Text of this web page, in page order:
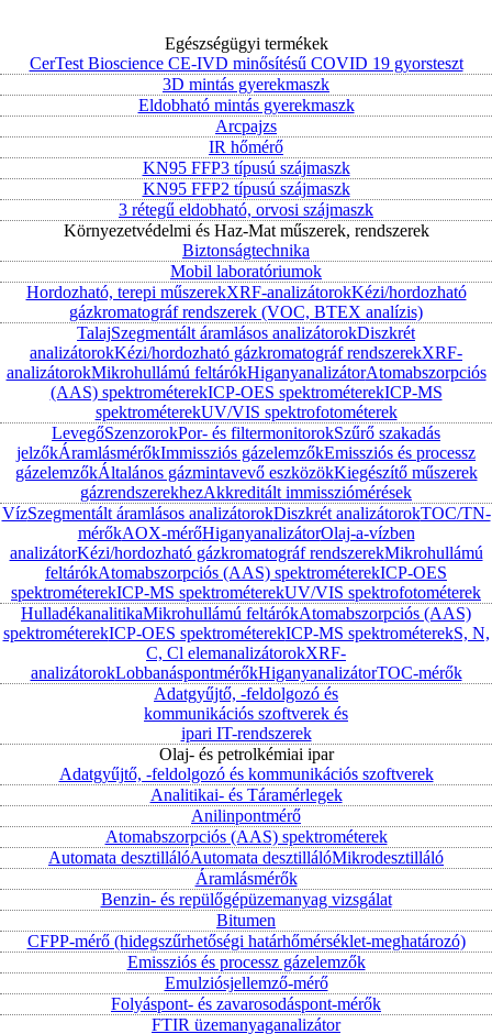
Egészségügyi termékek
CerTest Bioscience CE-IVD minősítésű COVID 19 gyorsteszt
3D mintás gyerekmaszk
Eldobható mintás gyerekmaszk
Arcpajzs
IR hőmérő
KN95 FFP3 típusú szájmaszk
KN95 FFP2 típusú szájmaszk
3 rétegű eldobható, orvosi szájmaszk
Környezetvédelmi és Haz-Mat műszerek, rendszerek
Biztonságtechnika
Mobil laboratóriumok
Hordozható, terepi műszerekXRF-analizátorokKézi/hordozható
gázkromatográf rendszerek (VOC, BTEX analízis)
TalajSzegmentált áramlásos analizátorokDiszkrét
analizátorokKézi/hordozható gázkromatográf rendszerekXRF-
analizátorokMikrohullámú feltárókHiganyanalizátorAtomabszorpciós
(AAS) spektrométerekICP-OES spektrométerekICP-MS
spektrométerekUV/VIS spektrofotométerek
LevegőSzenzorokPor- és filtermonitorokSzűrő szakadás
jelzőkÁramlásmérőkImmissziós gázelemzőkEmissziós és processz
gázelemzőkÁltalános gázmintavevő eszközökKiegészítő műszerek
gázrendszerekhezAkkreditált immissziómérések
VízSzegmentált áramlásos analizátorokDiszkrét analizátorokTOC/TN-
mérőkAOX-mérőHiganyanalizátorOlaj-a-vízben
analizátorKézi/hordozható gázkromatográf rendszerekMikrohullámú
feltárókAtomabszorpciós (AAS) spektrométerekICP-OES
spektrométerekICP-MS spektrométerekUV/VIS spektrofotométerek
HulladékanalitikaMikrohullámú feltárókAtomabszorpciós (AAS)
spektrométerekICP-OES spektrométerekICP-MS spektrométerekS, N,
C, Cl elemanalizátorokXRF-
analizátorokLobbanáspontmérőkHiganyanalizátorTOC-mérők
Adatgyűjtő, -feldolgozó és
kommunikációs szoftverek és
ipari IT-rendszerek
Olaj- és petrolkémiai ipar
Adatgyűjtő, -feldolgozó és kommunikációs szoftverek
Analitikai- és Táramérlegek
Anilinpontmérő
Atomabszorpciós (AAS) spektrométerek
Automata desztillálóAutomata desztillálóMikrodesztilláló
Áramlásmérők
Benzin- és repülőgépüzemanyag vizsgálat
Bitumen
CFPP-mérő (hidegszűrhetőségi határhőmérséklet-meghatározó)
Emissziós és processz gázelemzők
Emulziósjellemző-mérő
Folyáspont- és zavarosodáspont-mérők
FTIR üzemanyaganalizátor